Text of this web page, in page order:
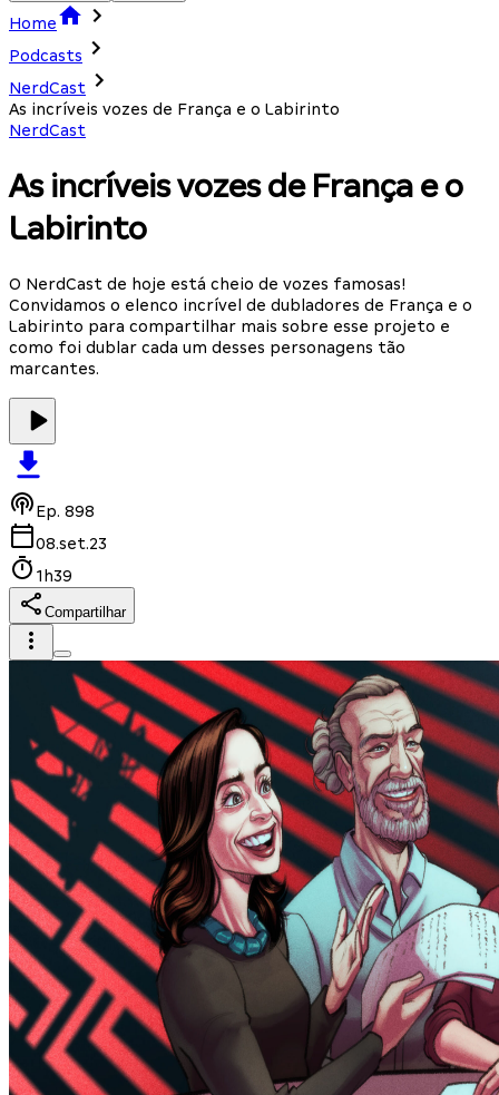
Home
Podcasts
NerdCast
As incríveis vozes de França e o Labirinto
NerdCast
As incríveis vozes de França e o
Labirinto
O NerdCast de hoje está cheio de vozes famosas!
Convidamos o elenco incrível de dubladores de França e o
Labirinto para compartilhar mais sobre esse projeto e
como foi dublar cada um desses personagens tão
marcantes.
Ep. 898
08.set.23
1h39
Compartilhar